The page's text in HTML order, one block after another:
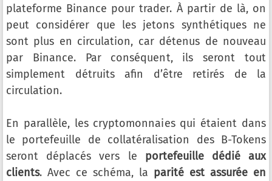
plateforme Binance pour trader. À partir de là, on
peut considérer que les jetons synthétiques ne
sont plus en circulation, car détenus de nouveau
par Binance. Par conséquent, ils seront tout
simplement détruits afin d’être retirés de la
circulation.
En parallèle, les cryptomonnaies qui étaient dans
le portefeuille de collatéralisation des B-Tokens
seront déplacés vers le portefeuille dédié aux
clients. Avec ce schéma, la parité est assurée en